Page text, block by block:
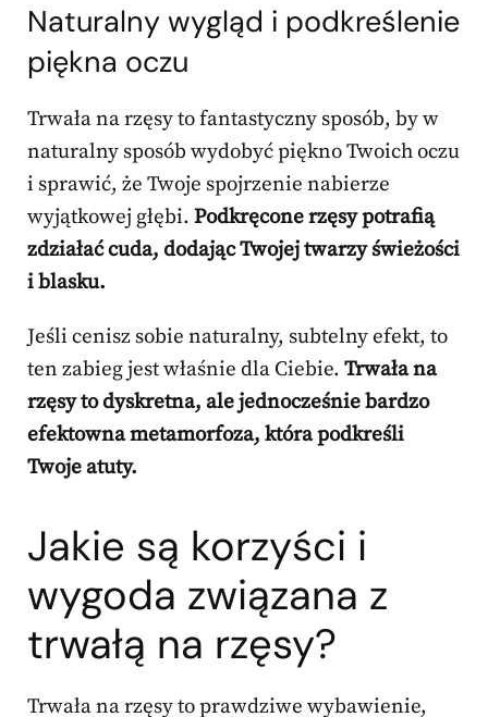
Naturalny wygląd i podkreślenie
piękna oczu
Trwała na rzęsy to fantastyczny sposób, by w
naturalny sposób wydobyć piękno Twoich oczu
i sprawić, że Twoje spojrzenie nabierze
wyjątkowej głębi. Podkręcone rzęsy potrafią
zdziałać cuda, dodając Twojej twarzy świeżości
i blasku.
Jeśli cenisz sobie naturalny, subtelny efekt, to
ten zabieg jest właśnie dla Ciebie. Trwała na
rzęsy to dyskretna, ale jednocześnie bardzo
efektowna metamorfoza, która podkreśli
Twoje atuty.
Jakie są korzyści i
wygoda związana z
trwałą na rzęsy?
Trwała na rzęsy to prawdziwe wybawienie,